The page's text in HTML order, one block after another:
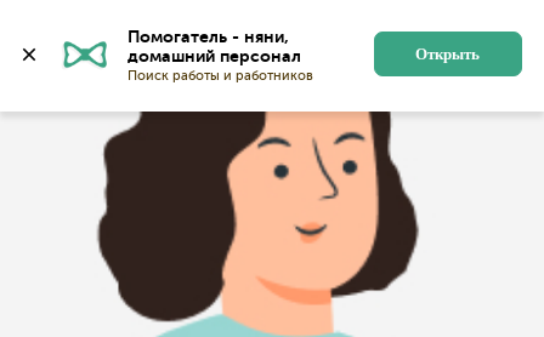
Помогатель - няни,
Поиск работы и работников
Открыть